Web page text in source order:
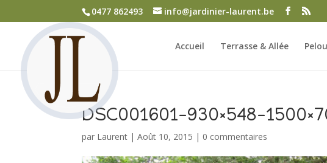
0477 862493 info@jardinier-laurent.be
Accueil Terrasse & Allée
DSC001601-930×548-
par Laurent |Août 10, 2015 | 0 commentaires